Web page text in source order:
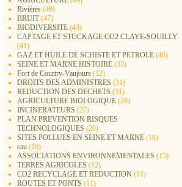
Rivières (49)
BRUIT(47)
BIODIVERSITE (43)
CAPTAGE ET STOCKAGE CO2 CLAYE-SOUILLY
(41)
GAZ ET HUILE DE SCHISTE ET PETROLE (40)
SEINE ET MARNE HISTOIRE (33)
Fort de Courtry-Vaujours (32)
DROITS DES ADMINISTRES (31)
REDUCTION DES DECHETS (31)
AGRICULTURE BIOLOGIQUE (28)
INCINERATEURS (27)
PLAN PREVENTION RISQUES
TECHNOLOGIQUES (20)
SITES POLLUES EN SEINE ET MARNE (18)
eau (16)
ASSOCIATIONS ENVIRONNEMENTALES (15)
TERRES AGRICOLES (12)
CO2 RECYCLAGE ET REDUCTION (11)
ROUTES ET PONTS (11)